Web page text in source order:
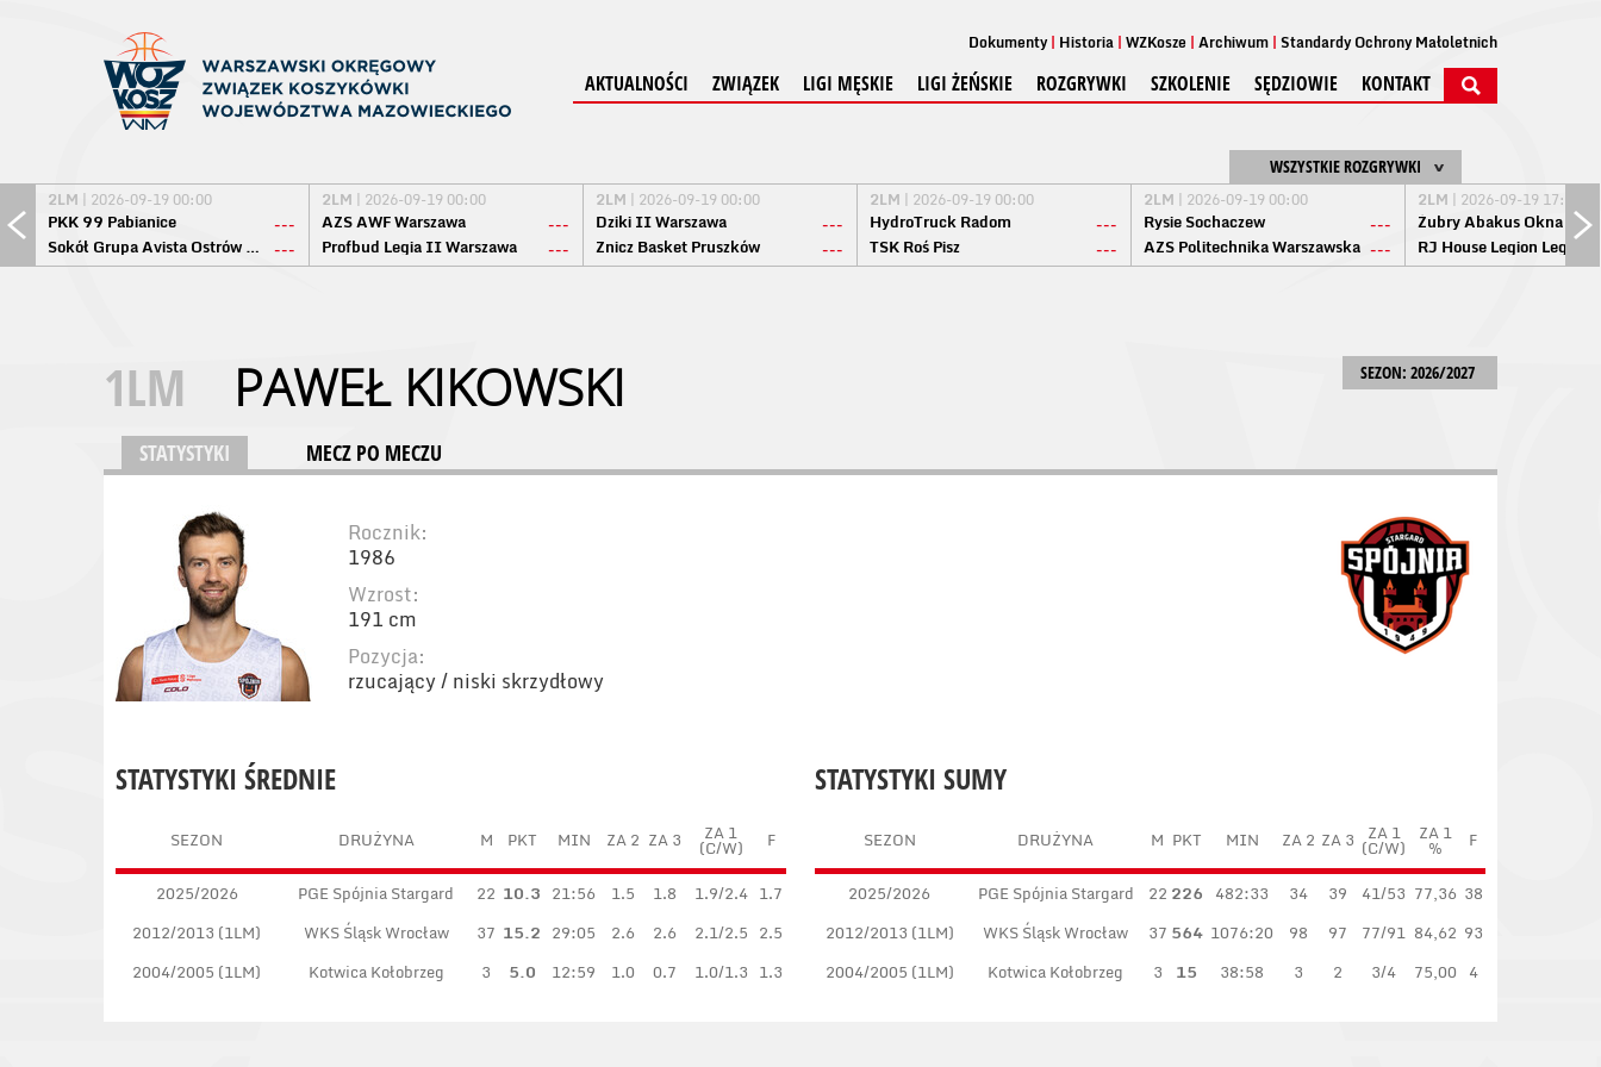
Dokumenty Historia WZKosze Archiwum Standardy Ochrony Małoletnich
AKTUALNOŚCI ZWIĄZEK LIGI MĘSKIE LIGI ŻEŃSKIE ROZGRYWKI SZKOLENIE SĘDZIOWIE KONTAKT
WSZYSTKIE ROZGRYWKI
2LM | 2026-09-19 00:00
PKK 99 Pabianice
---
Sokół Grupa Avista Ostrów Maz. ---
2LM | 2026-09-19 00:00
AZS AWF Warszawa
---
Profbud Legia II Warszawa
---
2LM | 2026-09-19 00:00
Dziki II Warszawa
---
Znicz Basket Pruszków
---
2LM | 2026-09-19 00:00
HydroTruck Radom
---
TSK Roś Pisz
---
2LM | 2026-09-19 00:00
Rysie Sochaczew
---
AZS Politechnika Warszawska ---
2LM | 2026-09-19 17:00
Żubry Abakus Okna
RJ House Legion
SEZON: 2026/2027
1LM PAWEŁ KIKOWSKI
STATYSTYKI MECZ PO MECZU
Rocznik:
1986
Wzrost:
191 cm
Pozycja:
rzucający / niski skrzydłowy
STATYSTYKI SUMY
SEZON DRUŻYNA M PKT MIN ZA 2 ZA 3 ZA 1
(C/W)
ZA 1
% F
2025/2026 PGE Spójnia Stargard 22 226 482:33 34 39 41/53 77,36 38
2012/2013 (1LM)
WKS Śląsk Wrocław 37 564 1076:20 98 97 77/91 84,62 93
2004/2005 (1LM)
Kotwica Kołobrzeg 3 15 38:58 3 2 3/4 75,00 4
STATYSTYKI ŚREDNIE
SEZON DRUŻYNA M PKT MIN ZA 2 ZA 3 ZA 1
(C/W) F
2025/2026 PGE Spójnia Stargard 22 10.3 21:56 1.5 1.8 1.9/2.4 1.7
2012/2013 (1LM)
WKS Śląsk Wrocław 37 15.2 29:05 2.6 2.6 2.1/2.5 2.5
2004/2005 (1LM)
Kotwica Kołobrzeg 3 5.0 12:59 1.0 0.7 1.0/1.3 1.3